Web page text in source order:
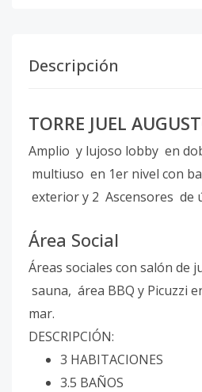
Descripción
TORRE JUEL
Amplio y lujoso lobby en
multiuso en 1er nivel con
exterior y 2 Ascensores de
Área Social
Áreas sociales con salón de
sauna, área BBQ y Picuzzi
mar.
DESCRIPCIÓN:
3 HABITACIONES
3.5 BAÑOS